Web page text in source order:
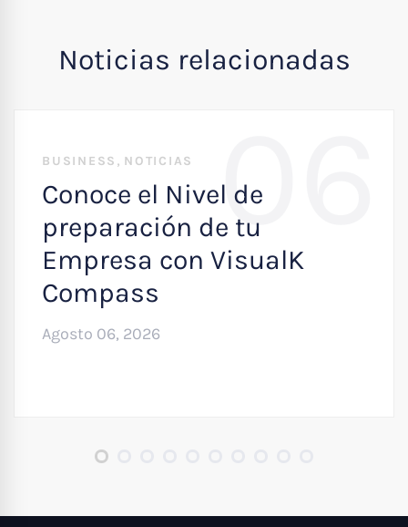
Noticias relacionadas
06
BUSINESS , NOTICIAS
Conoce el Nivel de
preparación de tu
Empresa con VisualK
Compass
Agosto 06, 2026